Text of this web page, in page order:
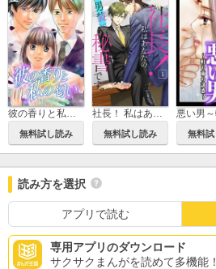
無料試し読み 無料試し読み 無料
読み方を選択
アプリで読む
専用アプリのダウンロード
サクサクまんがを読めて多機能！